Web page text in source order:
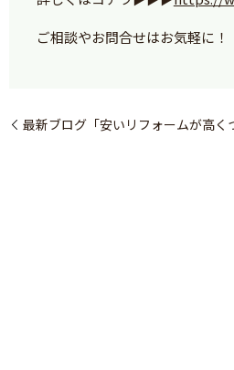
ご相談やお問合せはお気軽に！
最新ブログ「安いリフォームが高く